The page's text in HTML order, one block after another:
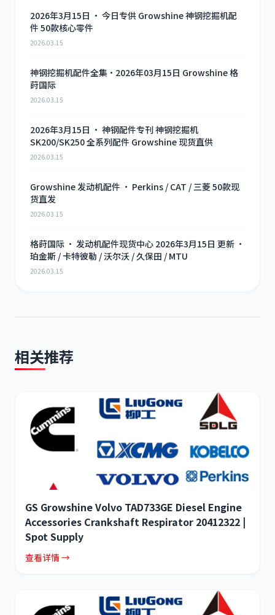
利勃海尔
山猫
潍柴
2026年3月15日 · 今日专供 Growshine 神钢挖掘机配
件 50款核心零件
2026.03.15
神钢挖掘机配件全集·2026年03月15日 Growshine 格
莳国际
2026.03.15
2026年3月15日 · 神钢配件专刊 神钢挖掘机
SK200/SK250 全系列配件 Growshine 现货直供
2026.03.15
Growshine 发动机配件 · Perkins / CAT / 三菱 50款现
货直发
2026.03.15
格莳国际 · 发动机配件现货中心 2026年3月15日 更新 ·
珀金斯 / 卡特彼勒 / 沃尔沃 / 久保田 / MTU
2026.03.15
相关推荐
GS Growshine Volvo TAD733GE Diesel Engine
Accessories Crankshaft Respirator 20412322 |
Spot Supply
查看详情 →